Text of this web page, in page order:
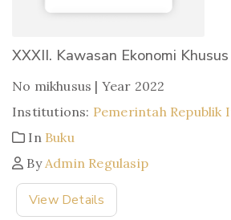
XXXII. Kawasan Ekonomi Khusus
No mikhusus | Year 2022
Institutions: Pemerintah Republik
In Buku
ByAdmin Regulasip
View Details